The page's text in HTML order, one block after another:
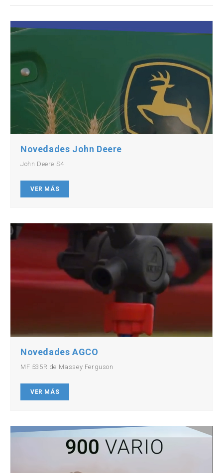
Novedades John Deere
John Deere S4
VER MÁS
Novedades AGCO
MF 535R de Massey Ferguson
VER MÁS